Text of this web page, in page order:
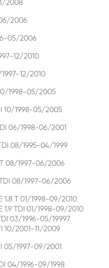
2008
06/2006
05/2006
12/2010
1997-12/2010
10/1998-05/2005
10/1998-05/2005
06/1998-06/2001
08/1995-04/1999
T 08/1997-06/2006
TDI 08/1997-06/2006
1.8 T 01/1998-09/2010
1.9 TDI 01/1998-09/2010
03/1996-05/19997
10/2001-11/2009
05/1997-09/2001
04/1996-09/1998